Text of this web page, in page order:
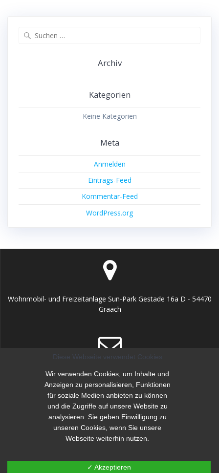
Archiv
Kategorien
Keine Kategorien
Meta
Anmelden
Eintrags-Feed
Kommentar-Feed
WordPress.org
Wohnmobil- und Freizeitanlage Sun-Park Gestade 16a D - 54470
Graach
info@sunpark-mosel.de
+49 (0) 65 31 / 971 99 88
Diese Webseite verwendet Cookies
Wir verwenden Cookies, um Inhalte und
Anzeigen zu personalisieren, Funktionen
für soziale Medien anbieten zu können
und die Zugriffe auf unsere Website zu
analysieren. Sie geben Einwilligung zu
unseren Cookies, wenn Sie unsere
Webseite weiterhin nutzen.
✓ Akzeptieren